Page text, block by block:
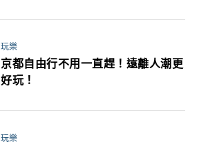
玩樂
京都自由行不用一直趕！遠離人潮更
好玩！
玩樂